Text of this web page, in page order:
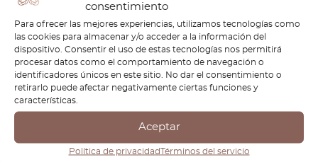
consentimiento
Para ofrecer las mejores experiencias, utilizamos tecnologías como
las cookies para almacenar y/o acceder a la información del
dispositivo. Consentir el uso de estas tecnologías nos permitirá
procesar datos como el comportamiento de navegación o
identificadores únicos en este sitio. No dar el consentimiento o
retirarlo puede afectar negativamente ciertas funciones y
características.
Aceptar
Política de privacidadTérminos del servicio
Honda Prelude IV
Parachoques Delantero
Rejilla Marco Izquierda O
Derecha 3 Colores 75102-
SS0-003 / 75101-SS0-003
€116,40 €98,94
Honda Prelude IV Panel
Puerta Delantera Bolsillo
Manija + Tapa Negro 83530-
SS0-900ZB
€48,00 €33,60